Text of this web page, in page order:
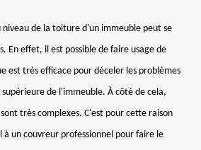
niveau de la toiture d'un immeuble peut se
En effet, il est possible de faire usage de
est très efficace pour déceler les problèmes
de l'immeuble. À côté de cela,
très complexes. C'est pour cette raison
à un couvreur professionnel pour faire le